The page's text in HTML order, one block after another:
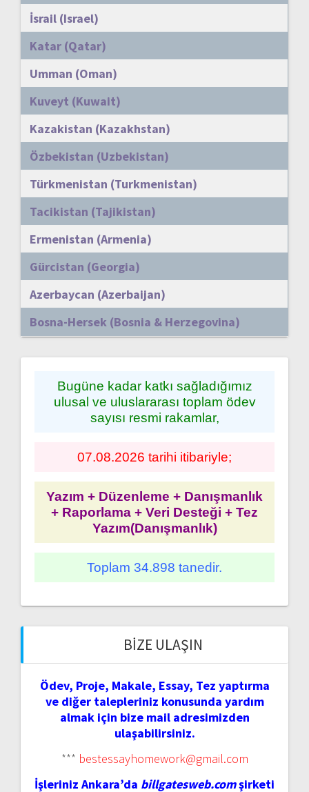
İsrail (Israel)
Katar (Qatar)
Umman (Oman)
Kuveyt (Kuwait)
Kazakistan (Kazakhstan)
Özbekistan (Uzbekistan)
Türkmenistan (Turkmenistan)
Tacikistan (Tajikistan)
Ermenistan (Armenia)
Gürcistan (Georgia)
Azerbaycan (Azerbaijan)
Bosna-Hersek (Bosnia & Herzegovina)
Bugüne kadar katkı sağladığımız
ulusal ve uluslararası toplam ödev
sayısı resmi rakamlar,
07.08.2026 tarihi itibariyle;
Yazım + Düzenleme + Danışmanlık
+ Raporlama + Veri Desteği + Tez
Yazım(Danışmanlık)
Toplam 34.898 tanedir.
BIZE ULAŞIN
Ödev, Proje, Makale, Essay, Tez yaptırma
ve diğer talepleriniz konusunda yardım
almak için bize mail adresimizden
ulaşabilirsiniz.
*** bestessayhomework@gmail.com
İşleriniz Ankara’da billgatesweb.comşirketi